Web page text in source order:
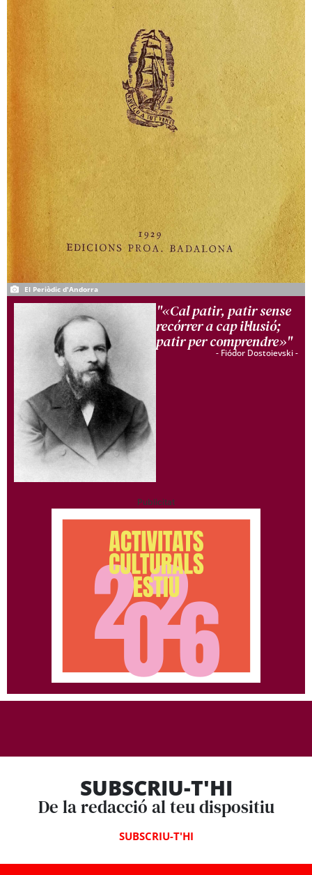
El Periòdic d'Andorra
"«Cal patir, patir sense
recórrer a cap il·lusió;
patir per comprendre»"
- Fiódor Dostoievski -
Publicitat
SUBSCRIU-T'HI
De la redacció al teu dispositiu
SUBSCRIU-T'HI